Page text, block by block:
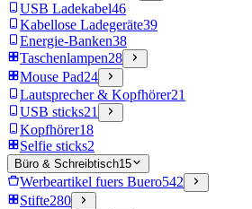
USB Ladekabel46
Kabellose Ladegeräte39
Energie-Banken38
Taschenlampen28
Mouse Pad24
Lautsprecher & Kopfhörer21
USB sticks21
Kopfhörer18
Selfie sticks2
Büro & Schreibtisch15
Werbeartikel fuers Buero542
Stifte280